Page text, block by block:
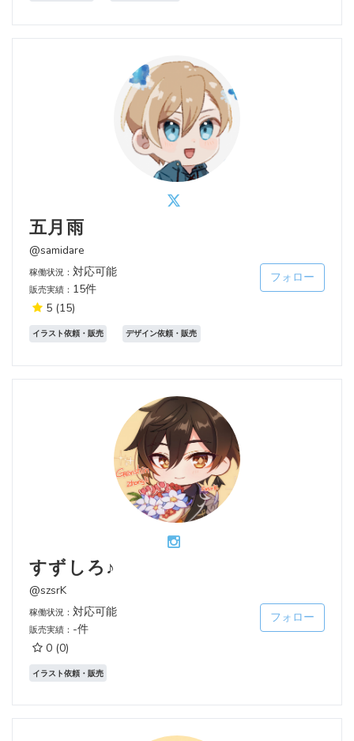
五月雨
@samidare
稼働状況： 対応可能
販売実績： 15件
5 (15)
フォロー
イラスト依頼・販売 デザイン依頼・販売
すずしろ♪
@szsrK
稼働状況： 対応可能
販売実績： -件
0 (0)
フォロー
イラスト依頼・販売